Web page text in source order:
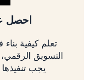
تسلق
تعلم كيفية تحديد
استراتيجيتك